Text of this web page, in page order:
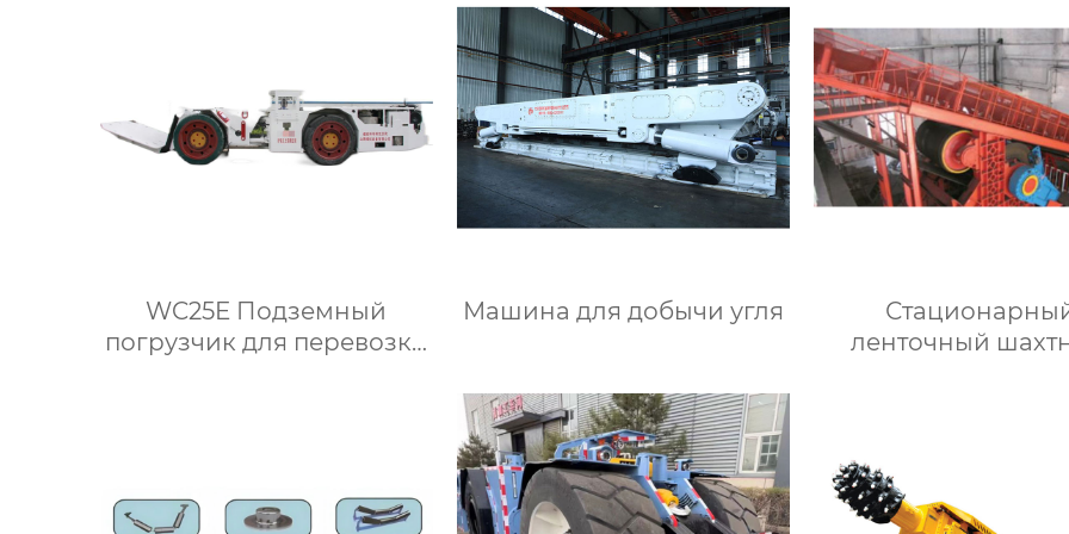
WC25E Подземный
погрузчик для перевозки
Машина для добычи угля
ленточный